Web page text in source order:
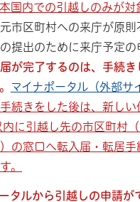
国内での引越しのみが対
市区町村への来庁が原
の提出のために来庁予定
が完了するのは、手続
マイナポータル（外部サ
続きをした後は、新し
に引越し先の市区町村
の窓口へ転入届・転居
。
タルから引越しの申請が